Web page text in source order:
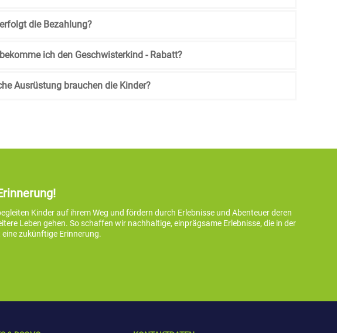
die Bezahlung?
ich den Geschwisterkind - Rabatt?
Ausrüstung brauchen die Kinder?
Kinder auf ihrem Weg und fördern durch Erlebnisse und Abenteuer deren
Leben gehen. So schaffen wir nachhaltige, einprägsame Erlebnisse, die in der
zukünftige Erinnerung.